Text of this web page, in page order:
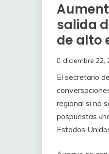
salida
de alto
diciembre 22,
El secretario
regional si no
pospuestas
Estados